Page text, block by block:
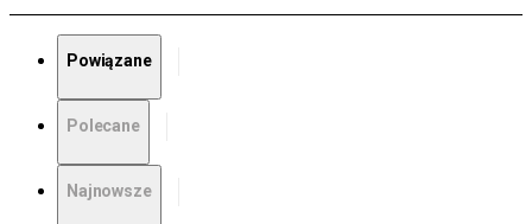
Powiązane
Polecane
Najnowsze